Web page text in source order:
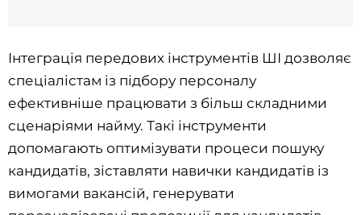
Інтеграція передових інструментів ШІ дозволяє
спеціалістам із підбору персоналу
ефективніше працювати з більш складними
сценаріями найму. Такі інструменти
допомагають оптимізувати процеси пошуку
кандидатів, зіставляти навички кандидатів із
вимогами вакансій, генерувати